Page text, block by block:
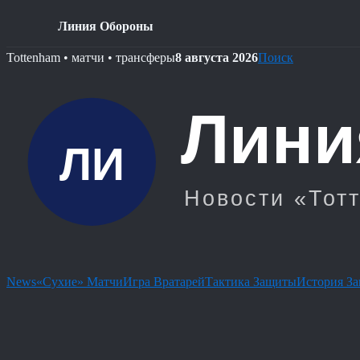
Линия Обороны
Skip
Tottenham • матчи • трансферы8 августа 2026Поиск
News«Сухие» МатчиИгра ВратарейТактика ЗащитыИстория